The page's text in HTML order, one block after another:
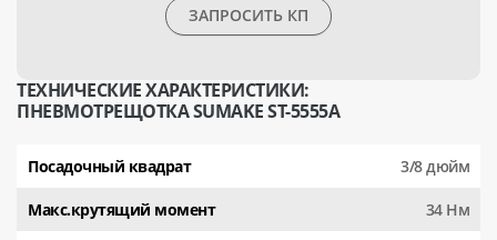
ЗАПРОСИТЬ КП
ТЕХНИЧЕСКИЕ ХАРАКТЕРИСТИКИ:
ПНЕВМОТРЕЩОТКА SUMAKE ST-5555A
Посадочный квадрат 3/8 дюйм
Макс.крутящий момент 34 Нм